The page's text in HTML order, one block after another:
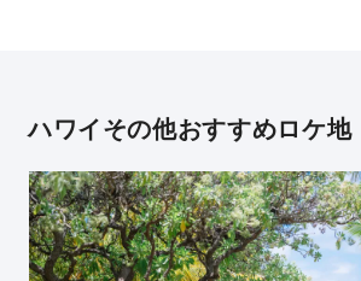
ハワイその他おすすめロケ地